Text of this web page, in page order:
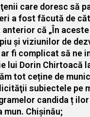
care doresc să
a fost făcută de
că „În
şi viziunilor de
fi complicat să ne
lui Dorin Chirtoacă
tot ceține de
subiectele pe
candida ț
mun. Chișinău;